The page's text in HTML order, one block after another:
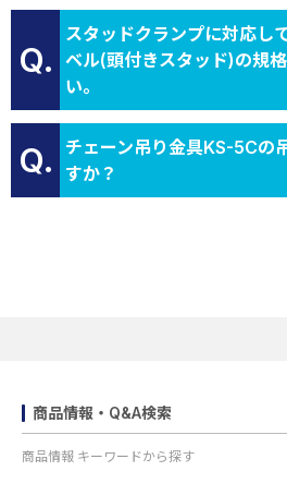
Q.
スタッドクランプに対応し
ベル(頭付きスタッド)の規
い。
Q.
チェーン吊り金具KS-5Cの
すか？
商品情報・Q&A検索
商品情報 キーワードから探す